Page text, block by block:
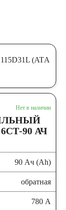
Нет в наличии
90 АЧ
90 Ач (Ah)
обратная
780 А